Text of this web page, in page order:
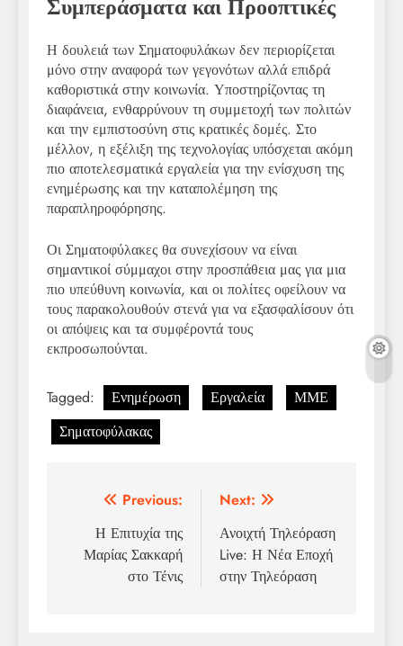
Συμπεράσματα και Προοπτικές
Η δουλειά των Σηματοφυλάκων δεν περιορίζεται
μόνο στην αναφορά των γεγονότων αλλά επιδρά
καθοριστικά στην κοινωνία. Υποστηρίζοντας τη
διαφάνεια, ενθαρρύνουν τη συμμετοχή των πολιτών
και την εμπιστοσύνη στις κρατικές δομές. Στο
μέλλον, η εξέλιξη της τεχνολογίας υπόσχεται ακόμη
πιο αποτελεσματικά εργαλεία για την ενίσχυση της
ενημέρωσης και την καταπολέμηση της
παραπληροφόρησης.
Οι Σηματοφύλακες θα συνεχίσουν να είναι
σημαντικοί σύμμαχοι στην προσπάθεια μας για μια
πιο υπεύθυνη κοινωνία, και οι πολίτες οφείλουν να
τους παρακολουθούν στενά για να εξασφαλίσουν ότι
οι απόψεις και τα συμφέροντά τους
εκπροσωπούνται.
Tagged: Ενημέρωση Εργαλεία
ΜΜΕ
Σηματοφύλακας
Post
navigation
Previous:
Η Επιτυχία της
Μαρίας Σακκαρή
στο Τένις
Next:
Ανοιχτή Τηλεόραση
Live: Η Νέα Εποχή
στην Τηλεόραση